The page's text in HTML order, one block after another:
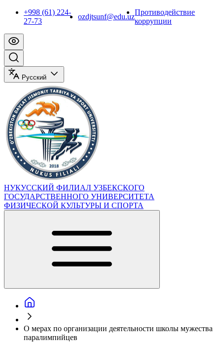
+998 (61) 224-
27-73
ozdjtsunf@edu.uz
Противодействие
коррупции
Русский
НУКУССКИЙ ФИЛИАЛ УЗБЕКСКОГО
ГОСУДАРСТВЕННОГО УНИВЕРСИТЕТА
ФИЗИЧЕСКОЙ КУЛЬТУРЫ И СПОРТА
О мерах по организации деятельности школы мужества
паралимпийцев